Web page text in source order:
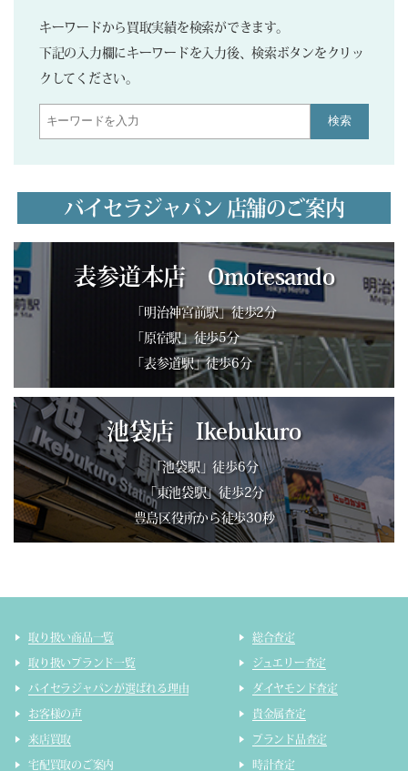
キーワードから買取実績を検索ができます。
下記の入力欄にキーワードを入力後、検索ボタンをクリッ
クしてください。
検索
バイセラジャパン 店舗のご案内
表参道本店 Omotesando
「明治神宮前駅」徒歩2分
「原宿駅」徒歩5分
「表参道駅」徒歩6分
池袋店 Ikebukuro
「池袋駅」徒歩6分
「東池袋駅」徒歩2分
豊島区役所から徒歩30秒
取り扱い商品一覧
取り扱いブランド一覧
バイセラジャパンが選ばれる理由
お客様の声
来店買取
宅配買取のご案内
総合査定
ジュエリー査定
ダイヤモンド査定
貴金属査定
ブランド品査定
時計査定